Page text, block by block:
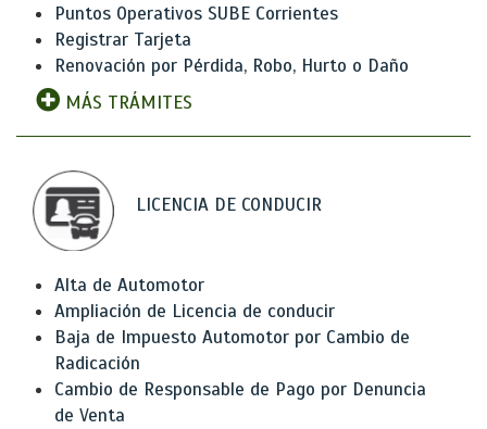
Puntos Operativos SUBE Corrientes
Registrar Tarjeta
Renovación por Pérdida, Robo, Hurto o Daño
MÁS TRÁMITES
LICENCIA DE CONDUCIR
Alta de Automotor
Ampliación de Licencia de conducir
Baja de Impuesto Automotor por Cambio de
Radicación
Cambio de Responsable de Pago por Denuncia
de Venta